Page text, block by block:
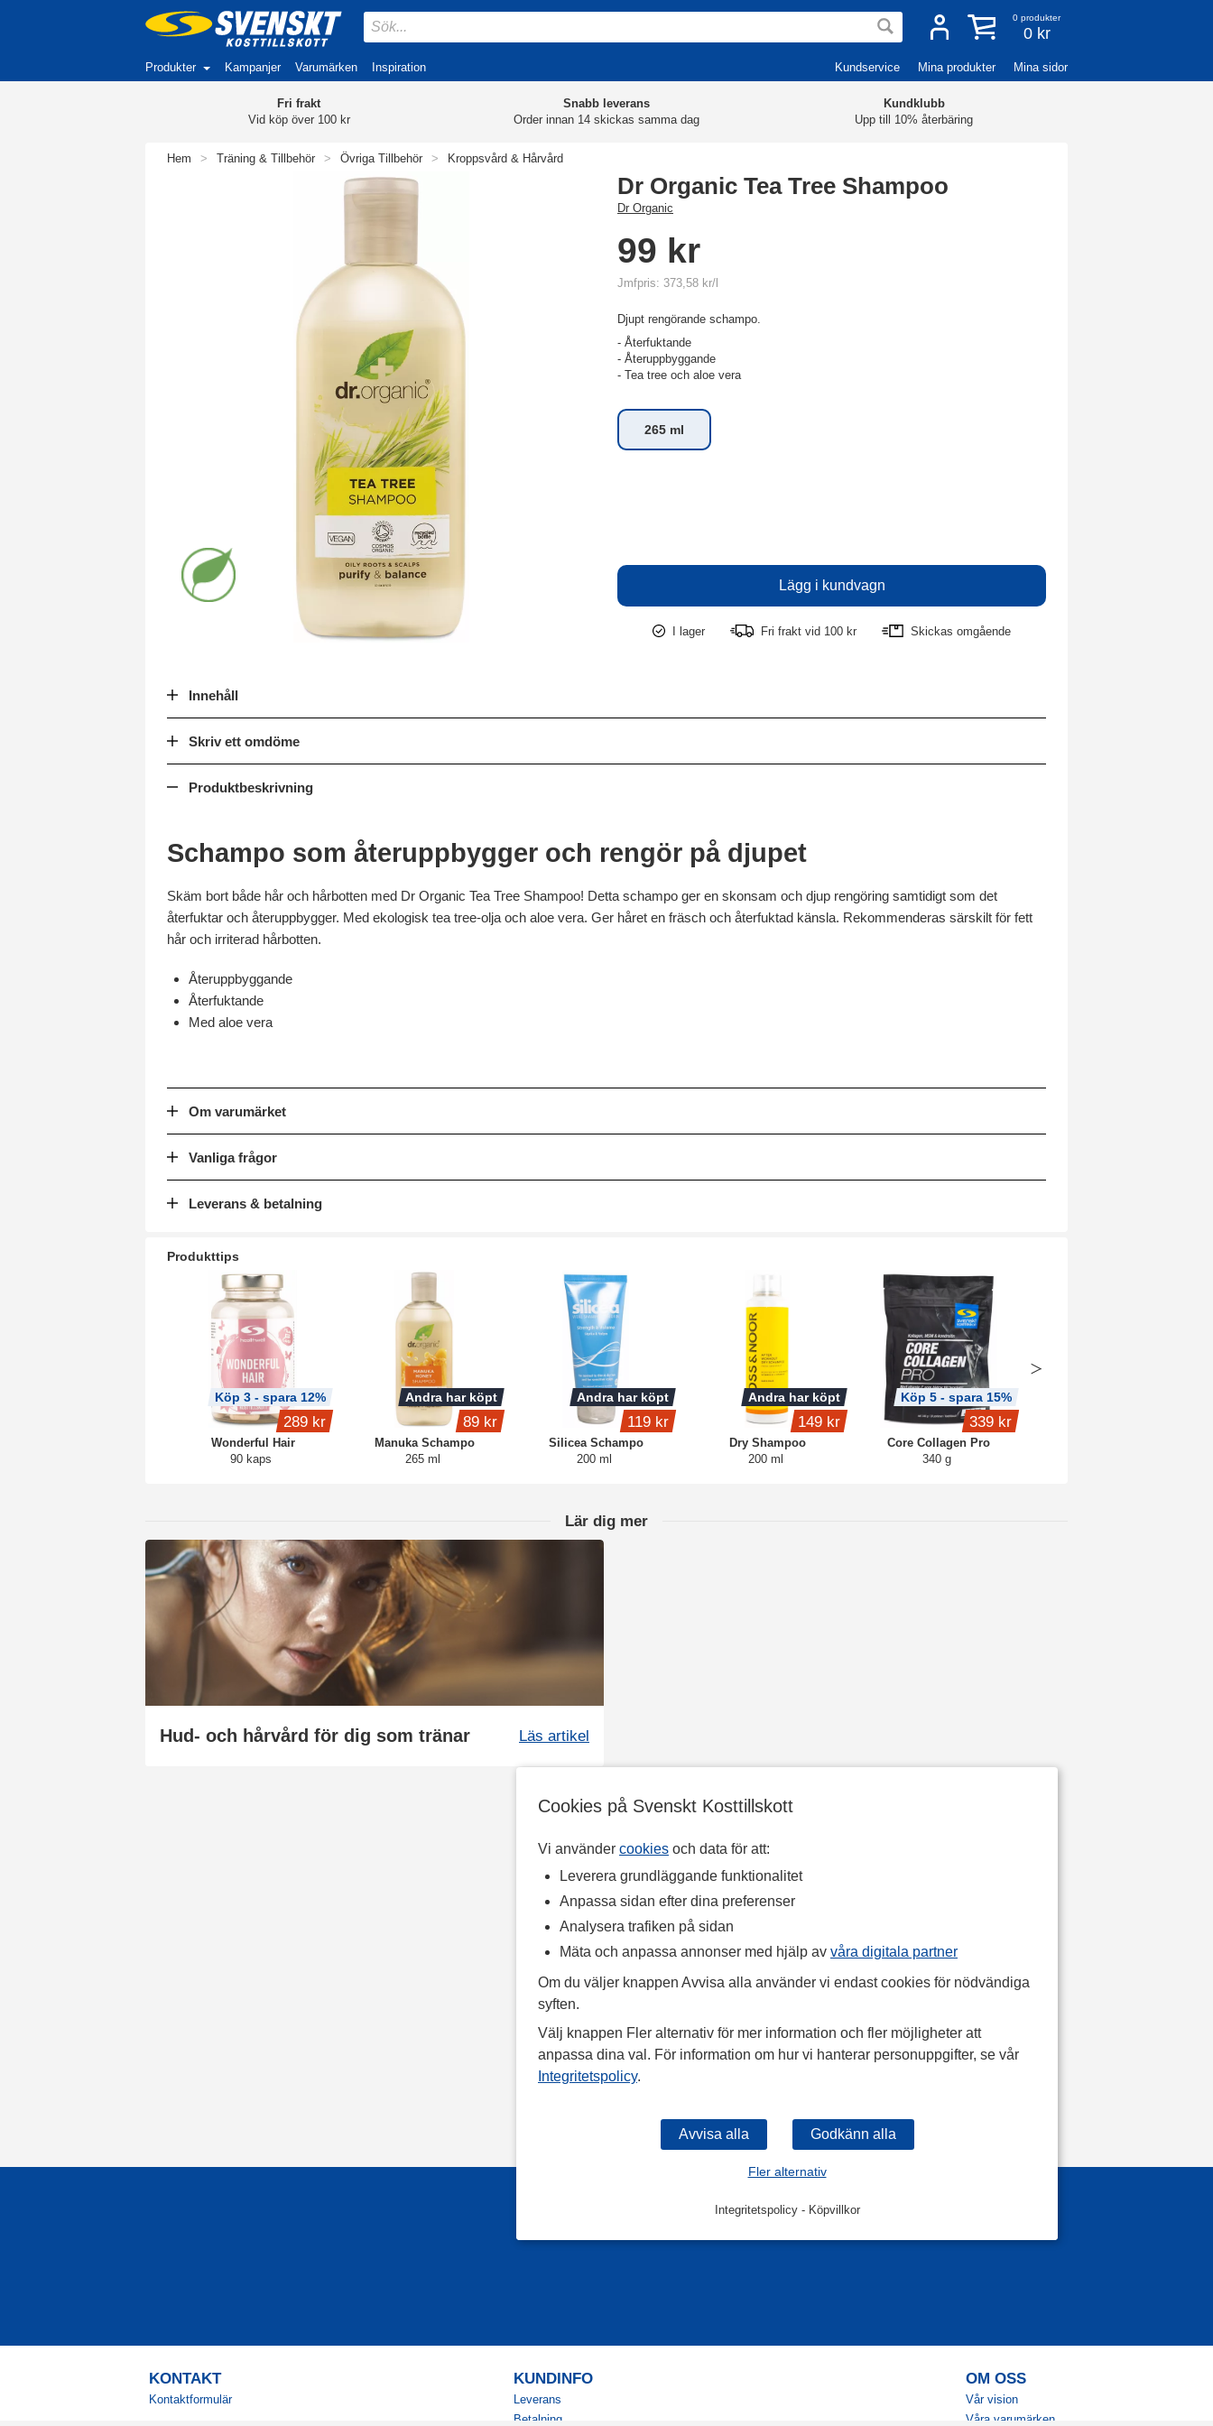
Cookies på Svenskt Kosttillskott
Vi använder cookies och data för att:
Leverera grundläggande funktionalitet
Anpassa sidan efter dina preferenser
Analysera trafiken på sidan
Mäta och anpassa annonser med hjälp av våra digitala partner
Om du väljer knappen Avvisa alla använder vi endast cookies för nödvändiga
syften.
Välj knappen Fler alternativ för mer information och fler möjligheter att
anpassa dina val. För information om hur vi hanterar personuppgifter, se vår
Integritetspolicy.
Fler alternativ
Integritetspolicy- Köpvillkor
0 produkter
0 kr
Produkter Kampanjer Varumärken Inspiration Kundservice Mina produkter Mina sidor
Fri frakt
Vid köp över 100 kr
Snabb leverans
Order innan 14 skickas samma dag
Kundklubb
Upp till 10% återbäring
Hem > Träning & Tillbehör > Övriga Tillbehör > Kroppsvård & Hårvård
Dr Organic Tea Tree Shampoo
Dr Organic
99 kr
Jmfpris: 373,58 kr/l
Djupt rengörande schampo.
- Återfuktande
- Återuppbyggande
- Tea tree och aloe vera
265 ml
I lager Fri frakt vid 100 kr Skickas omgående
Innehåll
Skriv ett omdöme
Produktbeskrivning
Schampo som återuppbygger och rengör på djupet
Skäm bort både hår och hårbotten med Dr Organic Tea Tree Shampoo! Detta schampo ger en skonsam och djup rengöring samtidigt som det
återfuktar och återuppbygger. Med ekologisk tea tree-olja och aloe vera. Ger håret en fräsch och återfuktad känsla. Rekommenderas särskilt för fett
hår och irriterad hårbotten.
Återuppbyggande
Återfuktande
Med aloe vera
Om varumärket
Vanliga frågor
Leverans & betalning
Produkttips
Wonderful Hair
90 kaps
Köp 3 - spara 12%
289 kr
Manuka Schampo
265 ml
Andra har köpt
89 kr
Silicea Schampo
200 ml
Andra har köpt
119 kr
Dry Shampoo
200 ml
Andra har köpt
149 kr
Core Collagen Pro
340 g
Köp 5 - spara 15%
339 kr
Lär dig mer
Hud- och hårvård för dig som tränar Läs artikel
KONTAKT
Kontaktformulär
KUNDINFO
Leverans
Betalning
OM OSS
Vår vision
Våra varumärken